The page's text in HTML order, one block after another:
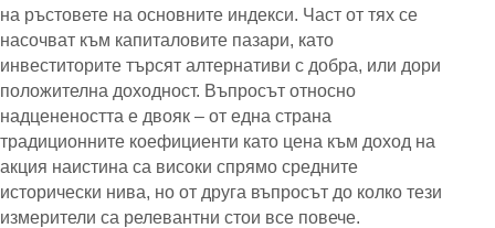
на ръстовете на основните индекси. Част от тях се
насочват към капиталовите пазари, като
инвеститорите търсят алтернативи с добра, или дори
положителна доходност. Въпросът относно
надценеността е двояк – от една страна
традиционните коефициенти като цена към доход на
акция наистина са високи спрямо средните
исторически нива, но от друга въпросът до колко тези
измерители са релевантни стои все повече.